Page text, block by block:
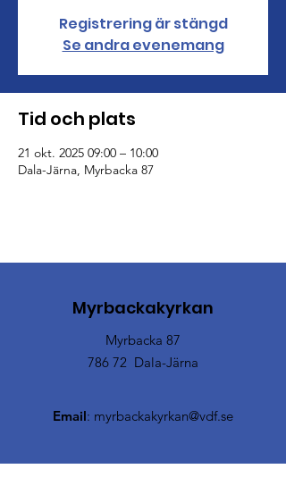
Registrering är stängd
Se andra evenemang
Tid och plats
21 okt. 2025 09:00 – 10:00
Dala-Järna, Myrbacka 87
Myrbackakyrkan
Myrbacka 87
786 72 Dala-Järna
Email: myrbackakyrkan@vdf.se